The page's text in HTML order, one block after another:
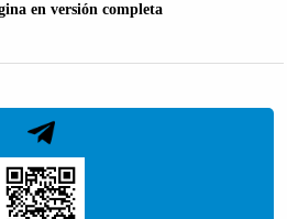
en versión completa